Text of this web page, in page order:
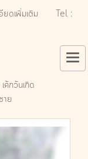
ยดเพิ่มเติม
Tel :
กวันเกิด
าย